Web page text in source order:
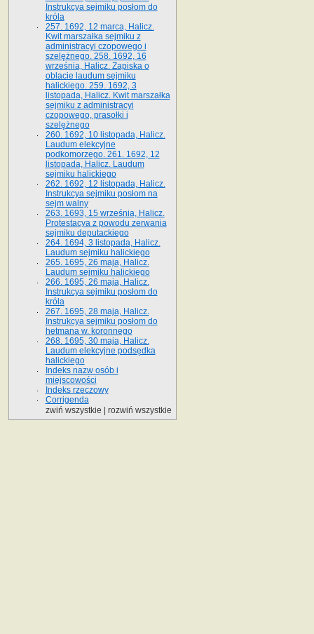
Instrukcya sejmiku posłom do
króla
257. 1692, 12 marca, Halicz.
Kwit marszałka sejmiku z
administracyi czopowego i
szelężnego. 258. 1692, 16
września, Halicz. Zapiska o
oblacie laudum sejmiku
halickiego. 259. 1692, 3
listopada, Halicz. Kwit marszałka
sejmiku z administracyi
czopowego, prasołki i
szelężnego
260. 1692, 10 listopada, Halicz.
Laudum elekcyjne
podkomorzego. 261. 1692, 12
listopada, Halicz. Laudum
sejmiku halickiego
262. 1692, 12 listopada, Halicz.
Instrukcya sejmiku posłom na
sejm walny
263. 1693, 15 września, Halicz.
Protestacya z powodu zerwania
sejmiku deputackiego
264. 1694, 3 listopada, Halicz.
Laudum sejmiku halickiego
265. 1695, 26 maja, Halicz.
Laudum sejmiku halickiego
266. 1695, 26 maja, Halicz.
Instrukcya sejmiku posłom do
króla
267. 1695, 28 maja, Halicz.
Instrukcya sejmiku posłom do
hetmana w. koronnego
268. 1695, 30 maja, Halicz.
Laudum elekcyjne podsędka
halickiego
Indeks nazw osób i
miejscowości
Indeks rzeczowy
Corrigenda
zwiń wszystkie
rozwiń wszystkie